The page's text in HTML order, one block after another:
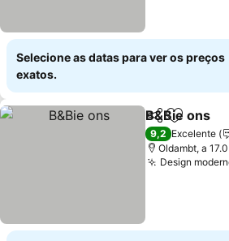
Selecione as datas para ver os preços
exatos.
Partilhar
B&Bie ons
9,2 Excelente
Oldambt, a
Design